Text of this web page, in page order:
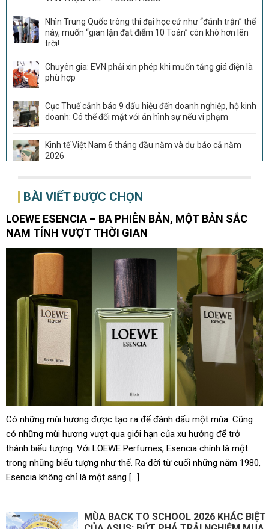
Nhìn Trung Quốc trông thi đại học cứ như “đánh trận” thế
này, muốn “gian lận đạt điểm 10 Toán” còn khó hơn lên
trời!
Chuyên gia: EVN phải xin phép khi muốn tăng giá điện là
phù hợp
Cục Thuế cảnh báo 9 dấu hiệu đến doanh nghiệp, hộ kinh
doanh: Có thể đối mặt với án hình sự nếu vi phạm
Kinh tế Việt Nam 6 tháng đầu năm và dự báo cả năm
2026
dự án đường sắt 266.000 tỷ đồng, rút ngắn thời gian từ
Đà Nẵng tới Hội An còn 20 phút
Vượt Trung Quốc, Việt Nam vừa đón tin cực vui tại Mỹ
Đế chế giày 1.100 cửa hàng tại Nhật Bản muốn tiến vào
Lãi vài trăm tỷ mỗi năm nhờ giúp các đại gia săn “vàng
đen” ngoài khơi, DN đội trực thăng lớn nhất Việt Nam còn
sở hữu số cổ phiếu ngân hàng trị giá 16.700 tỷ
BÀI VIẾT ĐƯỢC CHỌN
LOEWE ESENCIA – BA PHIÊN BẢN, MỘT BẢN SẮC
NAM TÍNH VƯỢT THỜI GIAN
Có những mùi hương được tạo ra để đánh dấu một mùa. Cũng
có những mùi hương vượt qua giới hạn của xu hướng để trở
thành biểu tượng. Với LOEWE Perfumes, Esencia chính là một
trong những biểu tượng như thế. Ra đời từ cuối những năm 1980,
Esencia không chỉ là một sáng […]
MÙA BACK TO SCHOOL 2026 KHÁC BIỆT